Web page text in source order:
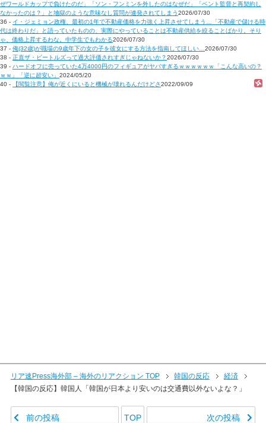
ぜワールドカップで負けたのだ」「ソン・フンミンを外したのはなぜだ」「ベント監督と再契約し
なかったのは？」と地獄のような意味なし質問が連発されてしまう2026/07/30
36 - イ・ジェミョン政権、最初の1年で不動産価格を力強く上昇させてしまう…「不動産で儲ける時
代は終わりだ」と語っていたものの、実際にやっていることは不動産供給を絞ることばかり。そり
ゃ、価格上昇するわな。中学生でもわかる2026/07/30
37 - 俺(32歳)が職場の9歳年下の女の子を彼女にする方法を指南してほしい…2026/07/30
38 - 正直ザ・ビートルズって過大評価されすぎじゃねないか？2026/07/30
39 - ハードオフに売っていた4万4000円のフィギュアがヤバすぎるｗｗｗｗｗｗ「こんな高いの？
ｗｗ」「逆に超安い」 2024/05/20
40 -
【閲覧注意】俺が近くにいると機械が壊れるんだけどさ2022/09/09
リア速Press海外部 – 海外のリアクション TOP 韓国の反応
経済
【韓国の反応】韓国人「韓国が日本より安いのは交通費以外ないよな？」
前の投稿 TOP 次の投稿